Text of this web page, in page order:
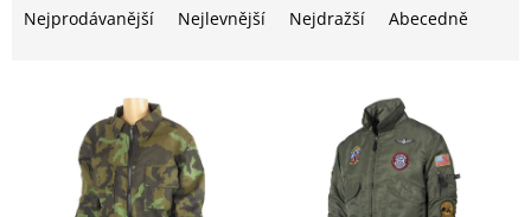
Nejprodávanější Nejlevnější Nejdražší Abecedně